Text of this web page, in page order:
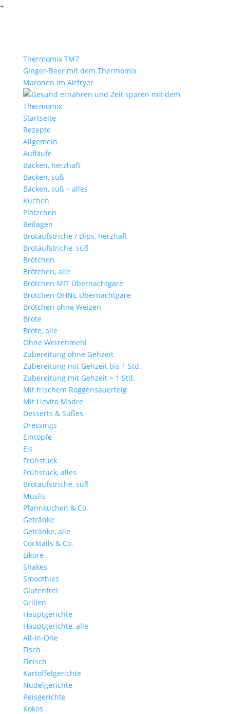
+
Thermomix TM7
Ginger-Beer mit dem Thermomix
Maronen im Airfryer
Startseite
Rezepte
Allgemein
Aufläufe
Backen, herzhaft
Backen, süß
Backen, süß – alles
Kuchen
Plätzchen
Beilagen
Brotaufstriche / Dips, herzhaft
Brotaufstriche, süß
Brötchen
Brötchen, alle
Brötchen MIT Übernachtgare
Brötchen OHNE Übernachtgare
Brötchen ohne Weizen
Brote
Brote, alle
Ohne Weizenmehl
Zubereitung ohne Gehzeit
Zubereitung mit Gehzeit bis 1 Std.
Zubereitung mit Gehzeit > 1 Std.
Mit frischem Roggensauerteig
Mit Lievito Madre
Desserts & Süßes
Dressings
Eintöpfe
Eis
Frühstück
Frühstück, alles
Brotaufstriche, süß
Müslis
Pfannkuchen & Co.
Getränke
Getränke, alle
Cocktails & Co.
Liköre
Shakes
Smoothies
Glutenfrei
Grillen
Hauptgerichte
Hauptgerichte, alle
All-In-One
Fisch
Fleisch
Kartoffelgerichte
Nudelgerichte
Reisgerichte
Kokos